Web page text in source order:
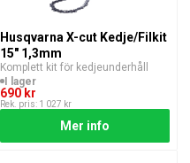
Husqvarna X-cut Kedje/Filkit
15" 1,3mm
Komplett kit för kedjeunderhåll
I lager
690 kr
Rek. pris: 1 027 kr
Mer info